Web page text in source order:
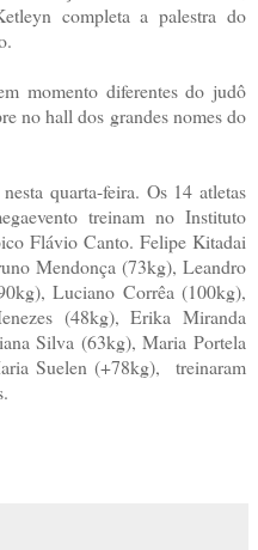
completa a palestra do
momento diferentes do judô
no hall dos grandes nomes do
quarta-feira. Os 14 atletas
treinam no Instituto
Flávio Canto. Felipe Kitadai
Mendonça (73kg), Leandro
Luciano Corrêa (100kg),
(48kg), Erika Miranda
Silva (63kg), Maria Portela
Suelen (+78kg), treinaram